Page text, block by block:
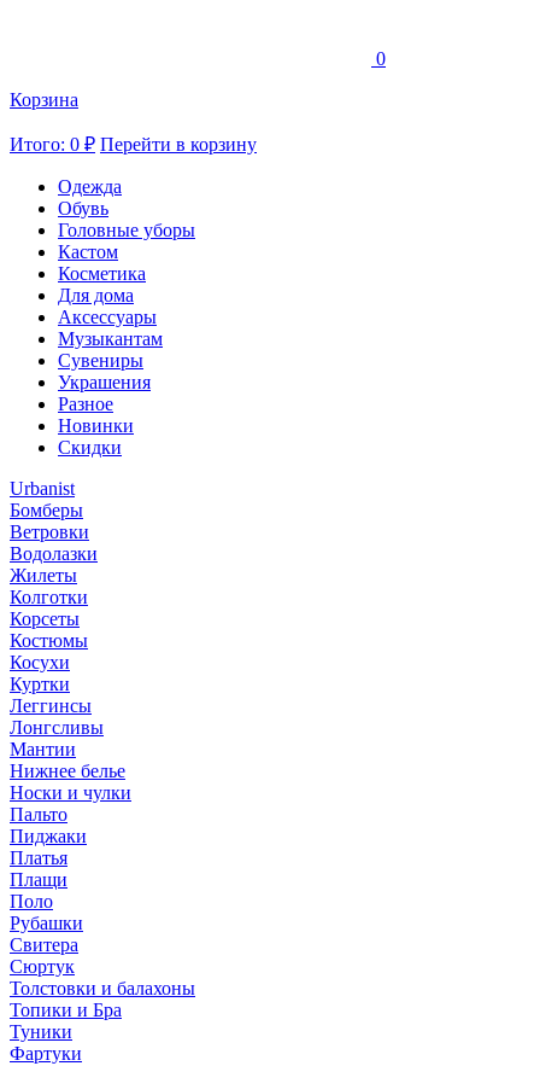
0
Корзина
Итого: 0 ₽ Перейти в корзину
Одежда
Обувь
Головные уборы
Кастом
Косметика
Для дома
Аксессуары
Музыкантам
Сувениры
Украшения
Разное
Новинки
Скидки
Urbanist
Бомберы
Ветровки
Водолазки
Жилеты
Колготки
Корсеты
Костюмы
Косухи
Куртки
Леггинсы
Лонгсливы
Мантии
Нижнее белье
Носки и чулки
Пальто
Пиджаки
Платья
Плащи
Поло
Рубашки
Свитера
Сюртук
Толстовки и балахоны
Топики и Бра
Туники
Фартуки